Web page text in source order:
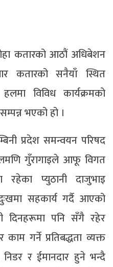
कतारको आठौं अधिबेशन
कतारको सनैयाँ स्थित
विविध कार्यक्रमको
भएको हो ।
प्रदेश समन्वयन परिषद
गुँरागाइले आफू विगत
प्युठानी दाजुभाइ
सहकार्य गर्दै आएको
दिनहरूमा पनि सँगै रहेर
गर्ने प्रतिबद्धता व्यक्त
निडर र ईमानदार हुने भन्दै